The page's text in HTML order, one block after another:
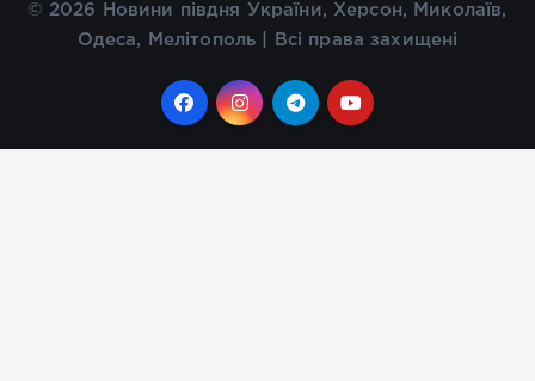
© 2026 Новини півдня України, Херсон, Миколаїв,
Одеса, Мелітополь | Всі права захищені